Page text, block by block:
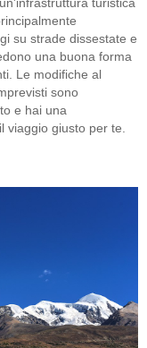
su strade dissestate e
una buona forma
Le modifiche al
sono
e hai una
viaggio giusto per te.